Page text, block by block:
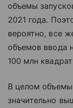
объемы
2021 года.
вероятно, все
объемов ввода
100 млн
В целом
значительно